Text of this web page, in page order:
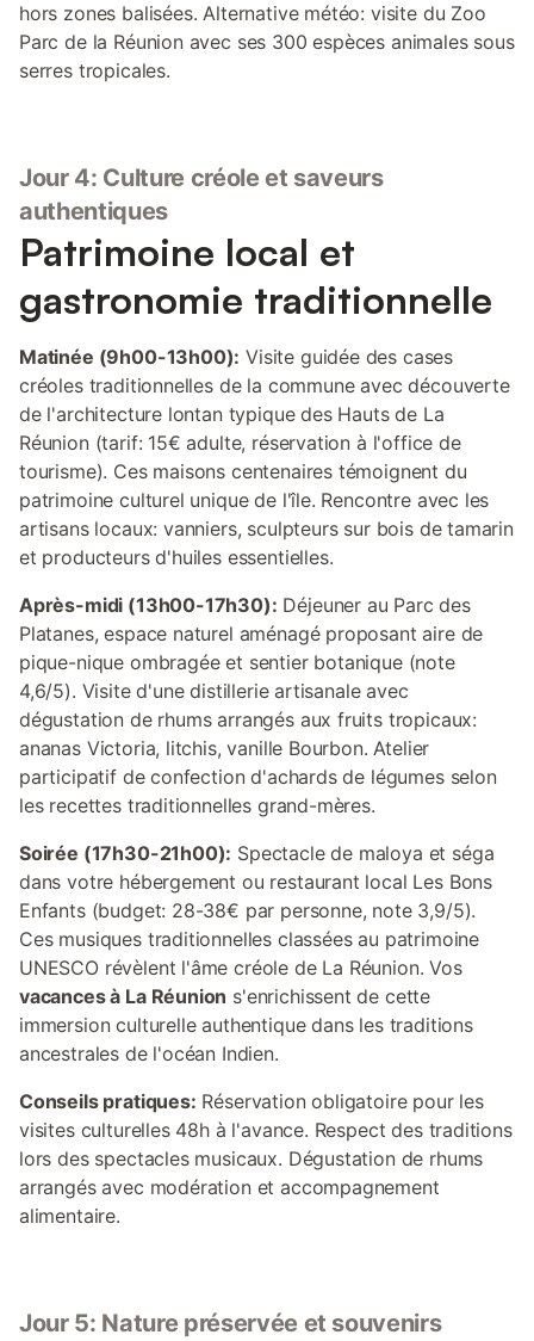
hors zones balisées. Alternative météo: visite du Zoo
Parc de la Réunion avec ses 300 espèces animales sous
serres tropicales.
Jour 4: Culture créole et saveurs
authentiques
Patrimoine local et
gastronomie traditionnelle
Matinée (9h00-13h00): Visite guidée des cases
créoles traditionnelles de la commune avec découverte
de l'architecture lontan typique des Hauts de La
Réunion (tarif: 15€ adulte, réservation à l'office de
tourisme). Ces maisons centenaires témoignent du
patrimoine culturel unique de l'île. Rencontre avec les
artisans locaux: vanniers, sculpteurs sur bois de tamarin
et producteurs d'huiles essentielles.
Après-midi (13h00-17h30): Déjeuner au Parc des
Platanes, espace naturel aménagé proposant aire de
pique-nique ombragée et sentier botanique (note
4,6/5). Visite d'une distillerie artisanale avec
dégustation de rhums arrangés aux fruits tropicaux:
ananas Victoria, litchis, vanille Bourbon. Atelier
participatif de confection d'achards de légumes selon
les recettes traditionnelles grand-mères.
Soirée (17h30-21h00): Spectacle de maloya et séga
dans votre hébergement ou restaurant local Les Bons
Enfants (budget: 28-38€ par personne, note 3,9/5).
Ces musiques traditionnelles classées au patrimoine
UNESCO révèlent l'âme créole de La Réunion. Vos
vacances à La Réunion s'enrichissent de cette
immersion culturelle authentique dans les traditions
ancestrales de l'océan Indien.
Conseils pratiques: Réservation obligatoire pour les
visites culturelles 48h à l'avance. Respect des traditions
lors des spectacles musicaux. Dégustation de rhums
arrangés avec modération et accompagnement
alimentaire.
Jour 5: Nature préservée et souvenirs